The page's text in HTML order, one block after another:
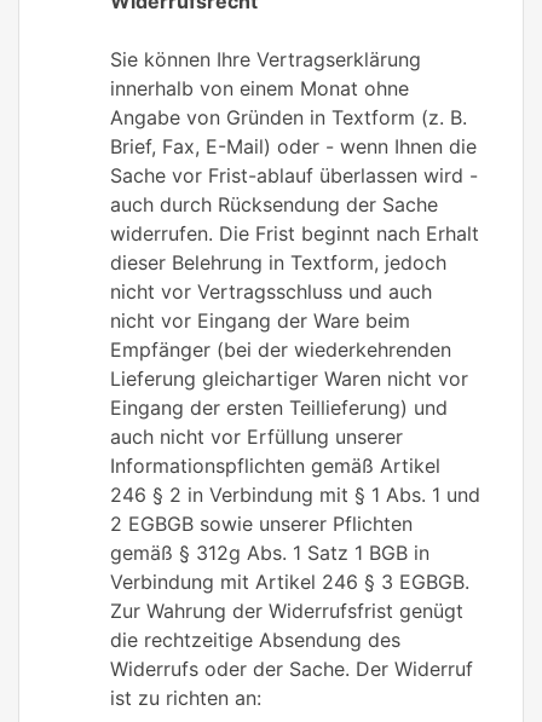
Sie können Ihre Vertragserklärung
innerhalb von einem Monat ohne
Angabe von Gründen in Textform (z. B.
Brief, Fax, E-Mail) oder - wenn Ihnen die
Sache vor Frist-ablauf überlassen wird -
auch durch Rücksendung der Sache
widerrufen. Die Frist beginnt nach Erhalt
dieser Belehrung in Textform, jedoch
nicht vor Vertragsschluss und auch
nicht vor Eingang der Ware beim
Empfänger (bei der wiederkehrenden
Lieferung gleichartiger Waren nicht vor
Eingang der ersten Teillieferung) und
auch nicht vor Erfüllung unserer
Informationspflichten gemäß Artikel
246 § 2 in Verbindung mit § 1 Abs. 1 und
2 EGBGB sowie unserer Pflichten
gemäß § 312g Abs. 1 Satz 1 BGB in
Verbindung mit Artikel 246 § 3 EGBGB.
Zur Wahrung der Widerrufsfrist genügt
die rechtzeitige Absendung des
Widerrufs oder der Sache. Der Widerruf
ist zu richten an: